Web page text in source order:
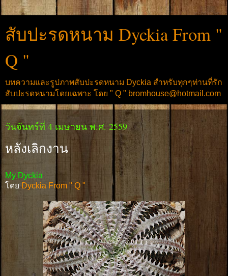
สับปะรดหนาม Dyckia From "
Q "
บทความและรูปภาพสับปะรดหนาม Dyckia สำหรับทุกๆท่านที่รัก
สับปะรดหนามโดยเฉพาะ โดย " Q " bromhouse@hotmail.com
วันจันทร์ที่ 4 เมษายน พ.ศ. 2559
หลังเลิกงาน
My Dyckia
โดยDyckia From " Q "